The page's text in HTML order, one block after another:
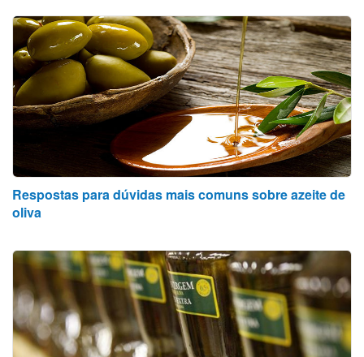
Respostas para dúvidas mais comuns sobre azeite de
oliva